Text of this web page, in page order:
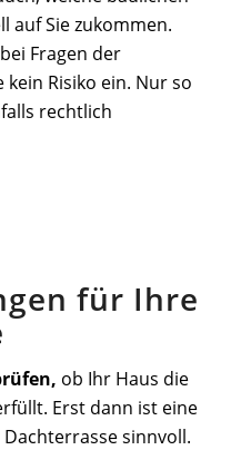
auf Sie zukommen.
Fragen der
Risiko ein. Nur so
rechtlich
für Ihre
ob Ihr Haus die
Erst dann ist eine
sinnvoll.